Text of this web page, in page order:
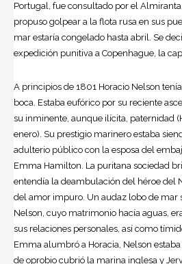
Portugal, fue consultado por el
propuso golpear a la flota rusa en sus
mar estaría congelado hasta abril. Se
expedición punitiva a Copenhague, la
A principios de 1801 Horacio Nelson
boca. Estaba eufórico por su reciente
su inminente, aunque ilícita, paternidad
enero). Su prestigio marinero estaba
adulterio público con la esposa del
Emma Hamilton. La puritana sociedad
entendía la deambulación del héroe del
del amor impuro. Un audaz lobo de mar
Nelson, cuyo matrimonio hacía aguas,
sus relaciones personales, así como
Emma alumbró a Horacia, Nelson
de oprobio cubrió la marina inglesa y